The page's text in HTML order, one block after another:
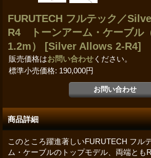
FURUTECH フルテック／
R4 トーンアーム・ケーブル
1.2m）
[Silver Allows 2-R4]
販売価格はお問い合わせ ください。
標準小売価格: 190,000円
商品詳細
このところ躍進著しいFURUTECH フル
ム・ケーブルのトップモデル、両端とも